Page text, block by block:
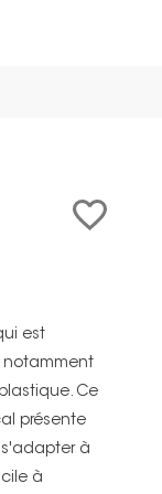
est
notamment
Ce
présente
s'adapter à
à